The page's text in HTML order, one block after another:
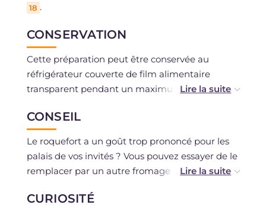
18 .
CONSERVATION
Cette préparation peut être conservée au
réfrigérateur couverte de film alimentaire
transparent pendant un maximum de 2 jours.
Il n'est pas conseillé de conserver la pâte à
crêpes de sarrasin pendant plus de 12 heures au
réfrigérateur.
Il est déconseillé de congeler les crêpes au
roquefort et aux noix.
CONSEIL
Le roquefort a un goût trop prononcé pour les
palais de vos invités ? Vous pouvez essayer de le
remplacer par un autre fromage au goût
CURIOSITÉ